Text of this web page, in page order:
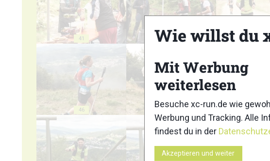
41 42 43
46
Wie willst du
Mit Werbung
weiterlesen
Besuche xc-run.de wie
Werbung und Tracking. Alle
findest du in der
Akzeptieren und weiter